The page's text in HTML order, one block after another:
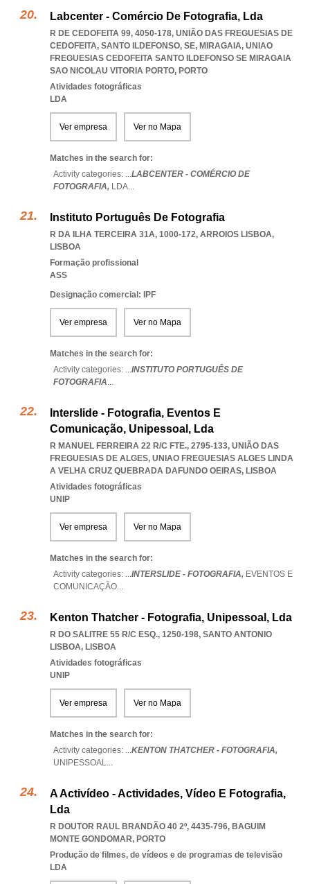
Labcenter - Comércio De Fotografia, Lda
R DE CEDOFEITA 99, 4050-178, UNIÃO DAS FREGUESIAS DE
CEDOFEITA, SANTO ILDEFONSO, SE, MIRAGAIA, UNIAO
FREGUESIAS CEDOFEITA SANTO ILDEFONSO SE MIRAGAIA
SAO NICOLAU VITORIA PORTO, PORTO
Atividades fotográficas
LDA
Ver empresa Ver no Mapa
Matches in the search for:
Activity categories: ...LABCENTER - COMÉRCIO DE
FOTOGRAFIA, LDA...
Instituto Português De Fotografia
R DA ILHA TERCEIRA 31A, 1000-172, ARROIOS LISBOA,
LISBOA
Formação profissional
ASS
Designação comercial: IPF
Ver empresa Ver no Mapa
Matches in the search for:
Activity categories: ...INSTITUTO PORTUGUÊS DE
FOTOGRAFIA...
Interslide - Fotografia, Eventos E
Comunicação, Unipessoal, Lda
R MANUEL FERREIRA 22 R/C FTE., 2795-133, UNIÃO DAS
FREGUESIAS DE ALGES, UNIAO FREGUESIAS ALGES LINDA
A VELHA CRUZ QUEBRADA DAFUNDO OEIRAS, LISBOA
Atividades fotográficas
UNIP
Ver empresa Ver no Mapa
Matches in the search for:
Activity categories: ...INTERSLIDE - FOTOGRAFIA, EVENTOS E
COMUNICAÇÃO...
Kenton Thatcher - Fotografia, Unipessoal, Lda
R DO SALITRE 55 R/C ESQ., 1250-198, SANTO ANTONIO
LISBOA, LISBOA
Atividades fotográficas
UNIP
Ver empresa Ver no Mapa
Matches in the search for:
Activity categories: ...KENTON THATCHER - FOTOGRAFIA,
UNIPESSOAL...
A Activídeo - Actividades, Vídeo E Fotografia,
Lda
R DOUTOR RAUL BRANDÃO 40 2º, 4435-796, BAGUIM
MONTE GONDOMAR, PORTO
Produção de filmes, de vídeos e de programas de televisão
LDA